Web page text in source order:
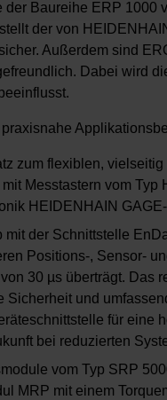
der Baureihe ERP 1000
der von
Außerdem sind
Dabei wird
zum flexiblen,
Messtastern vom
HEIDENHAIN
mit der Schnittstelle
Positions-, Sensor-
30 µs überträgt. Das
Sicherheit und
für eine
bei reduzierten
vom Typ SRP
MRP mit einem